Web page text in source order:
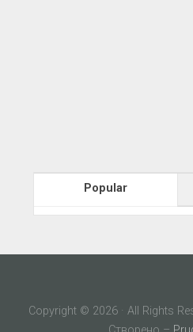
Popular
Copyright © 2026 · All Rights